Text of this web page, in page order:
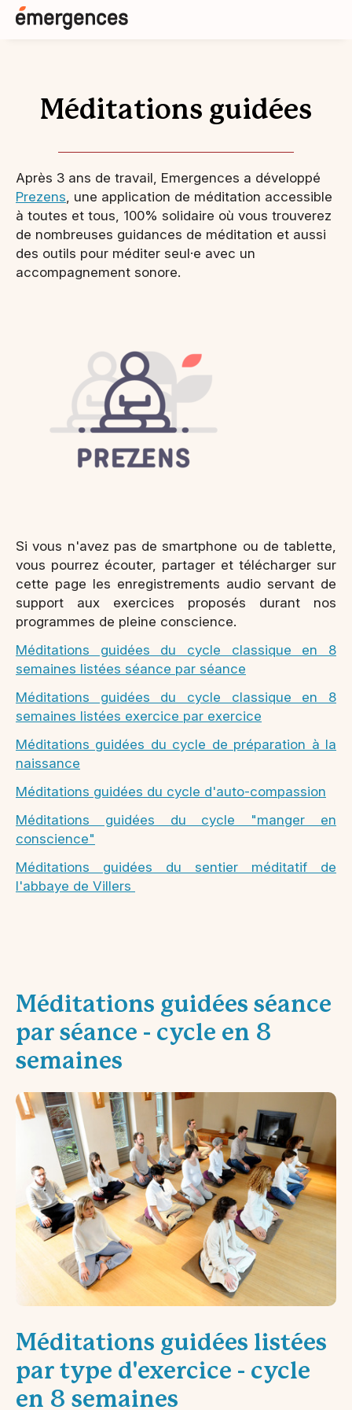
Méditations guidées
Après 3 ans de travail, Emergences a développé
Prezens, une application de méditation accessible
à toutes et tous, 100% solidaire où vous trouverez
de nombreuses guidances de méditation et aussi
des outils pour méditer seul·e avec un
accompagnement sonore.
Si vous n'avez pas de smartphone ou de tablette,
vous pourrez écouter, partager et télécharger sur
cette page les enregistrements audio servant de
support aux exercices proposés durant nos
programmes de pleine conscience.
Méditations guidées du cycle classique en 8
semaines listées séance par séance
Méditations guidées du cycle classique en 8
semaines listées exercice par exercice
Méditations guidées du cycle de préparation à la
naissance
Méditations guidées du cycle d'auto-compassion
Méditations guidées du cycle "manger en
conscience"
Méditations guidées du sentier méditatif de
l'abbaye de Villers
Méditations guidées séance
par séance - cycle en 8
semaines
Méditations guidées listées
par type d'exercice - cycle
en 8 semaines